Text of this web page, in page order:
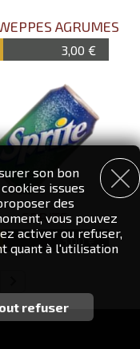
AGRUMES
3,00 €
SPRITE
3,00 €
son bon
issues
des
vous pouvez
activer ou refuser,
quant à l'utilisation
vous souhaitez
refuser